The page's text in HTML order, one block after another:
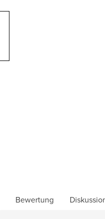
Bewertung